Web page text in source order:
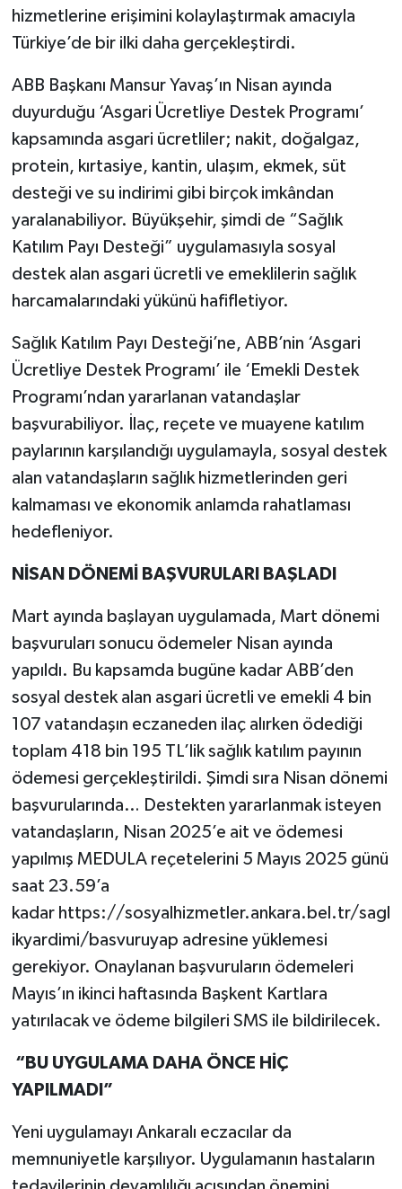
hizmetlerine erişimini kolaylaştırmak amacıyla
Türkiye’de bir ilki daha gerçekleştirdi.
ABB Başkanı Mansur Yavaş’ın Nisan ayında
duyurduğu ‘Asgari Ücretliye Destek Programı’
kapsamında asgari ücretliler; nakit, doğalgaz,
protein, kırtasiye, kantin, ulaşım, ekmek, süt
desteği ve su indirimi gibi birçok imkândan
yaralanabiliyor. Büyükşehir, şimdi de “Sağlık
Katılım Payı Desteği” uygulamasıyla sosyal
destek alan asgari ücretli ve emeklilerin sağlık
harcamalarındaki yükünü hafifletiyor.
Sağlık Katılım Payı Desteği’ne, ABB’nin ‘Asgari
Ücretliye Destek Programı’ ile ‘Emekli Destek
Programı’ndan yararlanan vatandaşlar
başvurabiliyor. İlaç, reçete ve muayene katılım
paylarının karşılandığı uygulamayla, sosyal destek
alan vatandaşların sağlık hizmetlerinden geri
kalmaması ve ekonomik anlamda rahatlaması
hedefleniyor.
NİSAN DÖNEMİ BAŞVURULARI BAŞLADI
Mart ayında başlayan uygulamada, Mart dönemi
başvuruları sonucu ödemeler Nisan ayında
yapıldı. Bu kapsamda bugüne kadar ABB’den
sosyal destek alan asgari ücretli ve emekli 4 bin
107 vatandaşın eczaneden ilaç alırken ödediği
toplam 418 bin 195 TL’lik sağlık katılım payının
ödemesi gerçekleştirildi. Şimdi sıra Nisan dönemi
başvurularında… Destekten yararlanmak isteyen
vatandaşların, Nisan 2025’e ait ve ödemesi
yapılmış MEDULA reçetelerini 5 Mayıs 2025 günü
saat 23.59’a
kadar https://sosyalhizmetler.ankara.bel.tr/sagl
ikyardimi/basvuruyap adresine yüklemesi
gerekiyor. Onaylanan başvuruların ödemeleri
Mayıs’ın ikinci haftasında Başkent Kartlara
yatırılacak ve ödeme bilgileri SMS ile bildirilecek.
“BU UYGULAMA DAHA ÖNCE HİÇ
YAPILMADI”
Yeni uygulamayı Ankaralı eczacılar da
memnuniyetle karşılıyor. Uygulamanın hastaların